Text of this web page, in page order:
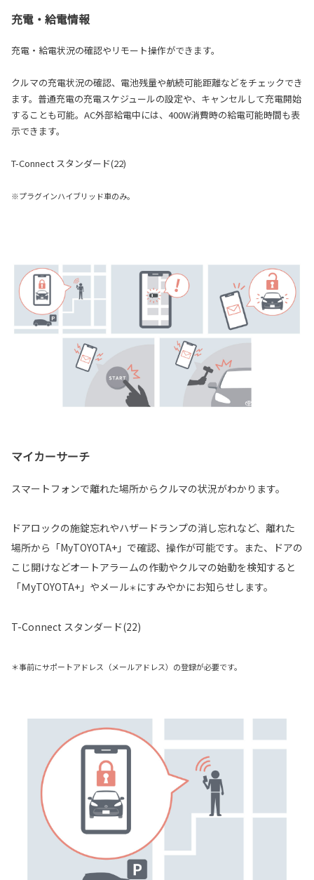
充電・給電情報
充電・給電状況の確認やリモート操作ができます。
クルマの充電状況の確認、電池残量や航続可能距離などをチェックでき
ます。普通充電の充電スケジュールの設定や、キャンセルして充電開始
することも可能。AC外部給電中には、400W消費時の給電可能時間も表
示できます。
T-Connect スタンダード(22)
※プラグインハイブリッド車のみ。
マイカーサーチ
スマートフォンで離れた場所からクルマの状況がわかります。
ドアロックの施錠忘れやハザードランプの消し忘れなど、離れた
場所から「MyTOYOTA+」で確認、操作が可能です。また、ドアの
こじ開けなどオートアラームの作動やクルマの始動を検知すると
「ＭyTOYOTA+」やメール＊ にすみやかにお知らせします。
T-Connect スタンダード(22)
＊事前にサポートアドレス（メールアドレス）の登録が必要です。